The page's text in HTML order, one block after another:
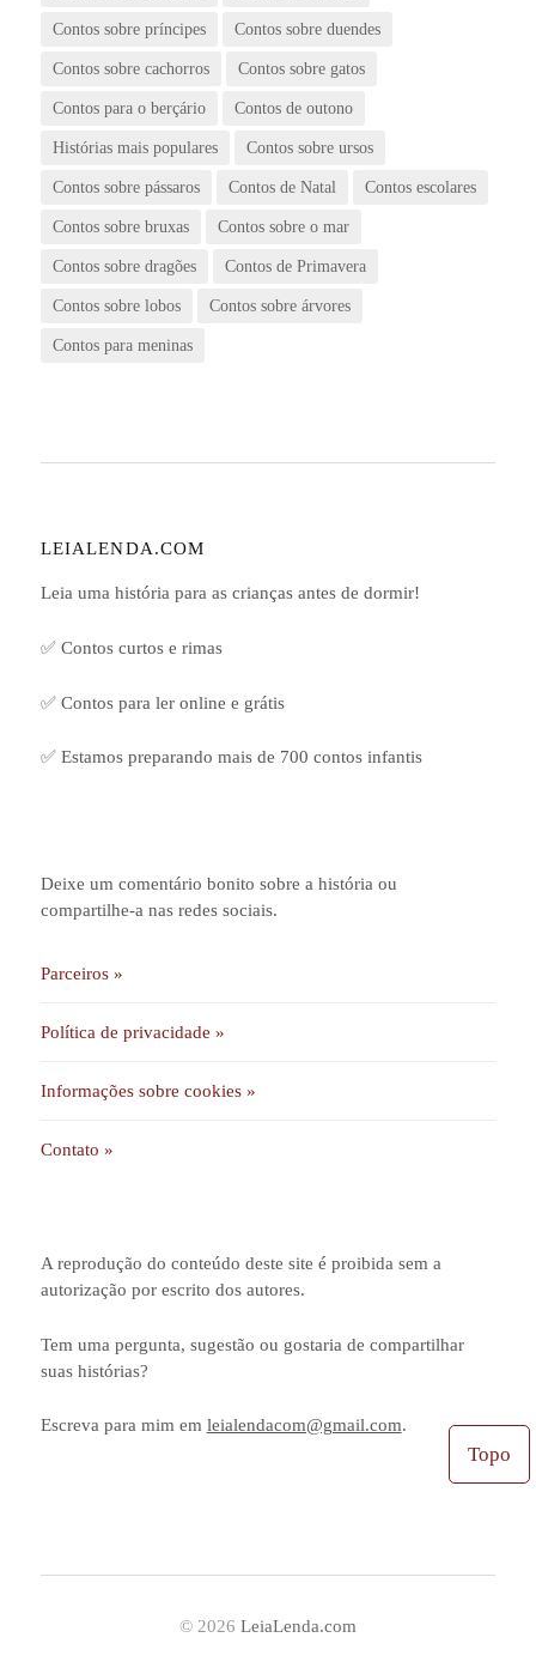
Contos sobre príncipes Contos sobre duendes
Contos sobre cachorros Contos sobre gatos
Contos para o berçário Contos de outono
Histórias mais populares Contos sobre ursos
Contos sobre pássaros Contos de Natal Contos escolares
Contos sobre bruxas Contos sobre o mar
Contos sobre dragões Contos de Primavera
Contos sobre lobos Contos sobre árvores
Contos para meninas
LEIALENDA.COM
Leia uma história para as crianças antes de dormir!
✅ Contos curtos e rimas
✅ Contos para ler online e grátis
✅ Estamos preparando mais de 700 contos infantis
Deixe um comentário bonito sobre a história ou
compartilhe-a nas redes sociais.
Parceiros »
Política de privacidade »
Informações sobre cookies »
Contato »
A reprodução do conteúdo deste site é proibida sem a
autorização por escrito dos autores.
Tem uma pergunta, sugestão ou gostaria de compartilhar
suas histórias?
Escreva para mim em leialendacom@gmail.com.
© 2026 LeiaLenda.com
Topo